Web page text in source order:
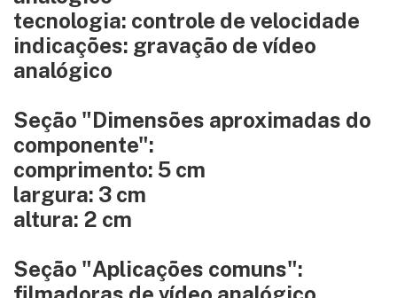
tecnologia: controle de velocidade
indicações: gravação de vídeo
analógico
Seção "Dimensões aproximadas do
componente":
comprimento: 5 cm
largura: 3 cm
altura: 2 cm
Seção "Aplicações comuns":